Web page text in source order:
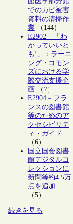
でのカビ被害
資料の清掃作
業（144）
E2902 – 「わ
かっていいと
も!」：ラーニ
ング・コモン
ズにおける学
際交流支援企
画（7）
E2904 – フラ
ンスの図書館
等のためのア
クセシビリテ
ィ・ガイド
（6）
国立国会図書
館デジタルコ
レクションに
新聞等約4.5万
点を追加
（5）
続きを見る